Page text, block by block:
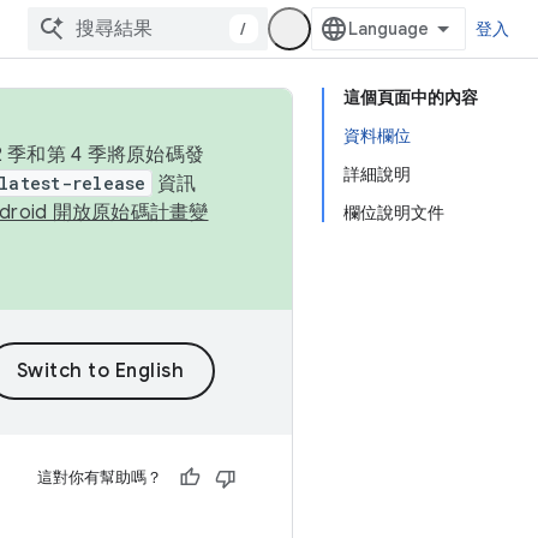
/ 登入
這個頁面中的內容
資料欄位
詳細說明
欄位說明文件
和第 4 季將原始碼發
release
資訊
開放原始碼計畫變
這對你有幫助嗎？